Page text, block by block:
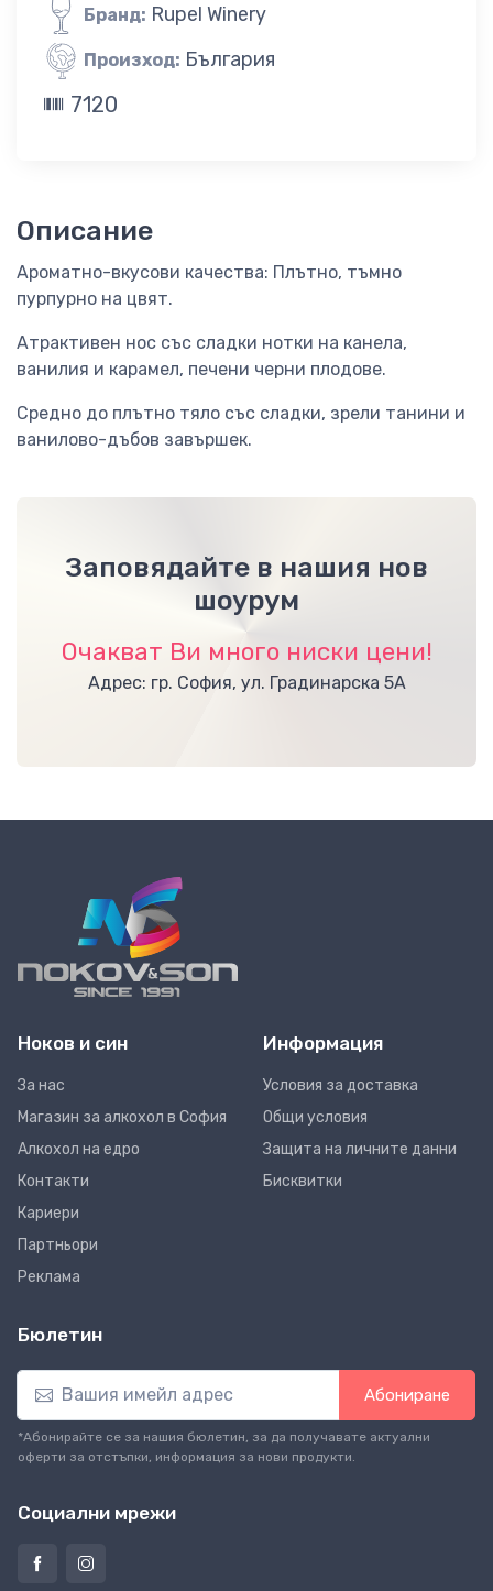
Бранд: Rupel Winery
Произход: България
7120
Описание
Ароматно-вкусови качества: Плътно, тъмно
пурпурно на цвят.
Атрактивен нос със сладки нотки на канела,
ванилия и карамел, печени черни плодове.
Средно до плътно тяло със сладки, зрели танини и
ванилово-дъбов завършек.
Заповядайте в нашия нов
шоурум
Очакват Ви много ниски цени!
Адрес: гр. София, ул. Градинарска 5А
Ноков и син
За нас
Магазин за алкохол в София
Алкохол на едро
Контакти
Кариери
Партньори
Реклама
Информация
Условия за доставка
Общи условия
Защита на личните данни
Бисквитки
Бюлетин
Абониране
*Абонирайте се за нашия бюлетин, за да получавате актуални
оферти за отстъпки, информация за нови продукти.
Социални мрежи